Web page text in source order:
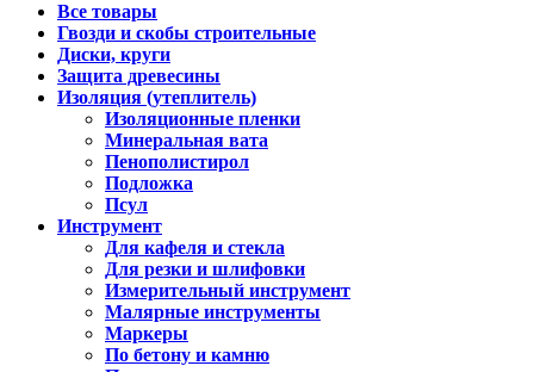
Все товары
Гвозди и скобы строительные
Диски, круги
Защита древесины
Изоляция (утеплитель)
Изоляционные пленки
Минеральная вата
Пенополистирол
Подложка
Псул
Инструмент
Для кафеля и стекла
Для резки и шлифовки
Измерительный инструмент
Малярные инструменты
Маркеры
По бетону и камню